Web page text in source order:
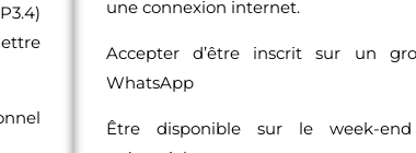
une connexion internet.
Accepter d’être inscrit sur un
WhatsApp
Être disponible sur le week-